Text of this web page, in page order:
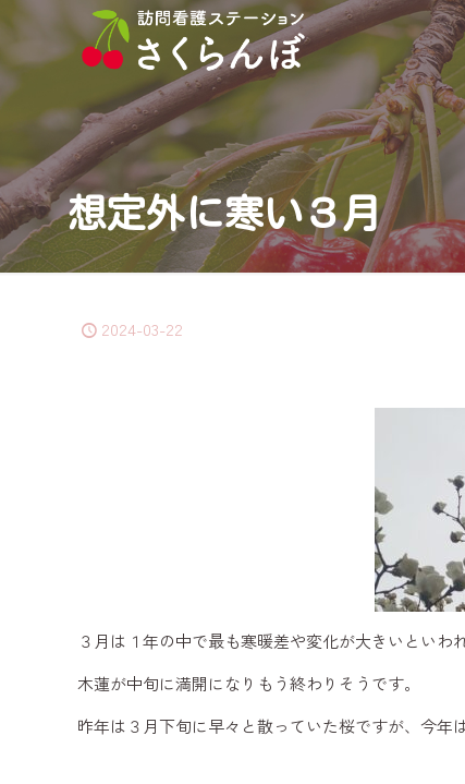
想定外に寒い３月
2024-03-22
３月は１年の中で最も寒暖差や変化が大きいといわ
木蓮が中旬に満開になりもう終わりそうです。
昨年は３月下旬に早々と散っていた桜ですが、今年